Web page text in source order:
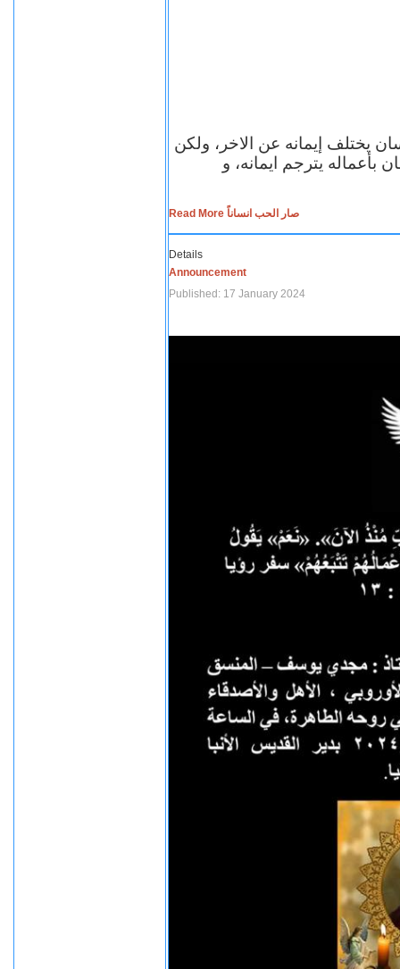
يختلف إيمانه عن الاخر، ولكن
بأعماله يترجم ايمانه، و
Read More صار الحب انساناً
Details
Announcement
Published: 17 January 2024